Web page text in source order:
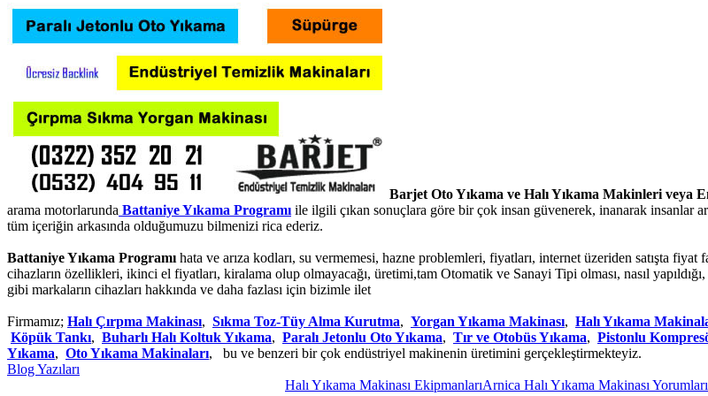
Barjet Oto Yıkama ve Halı Yıkama Makinleri veya
arama motorlarunda Battaniye Yıkama Programıile ilgili çıkan sonuçlara göre bir çok insan güvenerek, inanarak insanlar
tüm içeriğin arkasında olduğumuzu bilmenizi rica ederiz.
Battaniye Yıkama Programıhata ve arıza kodları, su vermemesi, hazne problemleri, fiyatları, internet üzeriden satışta
cihazların özellikleri, ikinci el fiyatları, kiralama olup olmayacağı, üretimi,tam Otomatik ve Sanayi Tipi olması, nasıl
gibi markaların cihazları hakkında ve daha fazlası için bizimle ilet
Firmamız; Halı Çırpma Makinası, Sıkma Toz-Tüy Alma Kurutma, Yorgan Yıkama Makinası, Halı Yıkama
Köpük Tankı, Buharlı Halı Koltuk Yıkama, Paralı Jetonlu Oto Yıkama, Tır ve Otobüs Yıkama, Pistonlu
Yıkama, Oto Yıkama Makinaları, bu ve benzeri bir çok endüstriyel makinenin üretimini gerçekleştirmekteyiz.
Blog Yazıları
Halı Yıkama Makinası EkipmanlarıArnica Halı Yıkama Makinası Yorumları